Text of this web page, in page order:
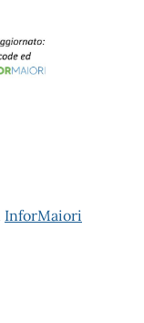
InforMaiori